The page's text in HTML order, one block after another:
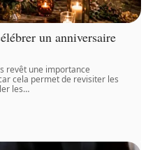
un anniversaire
revêt une importance
cela permet de revisiter les
les…